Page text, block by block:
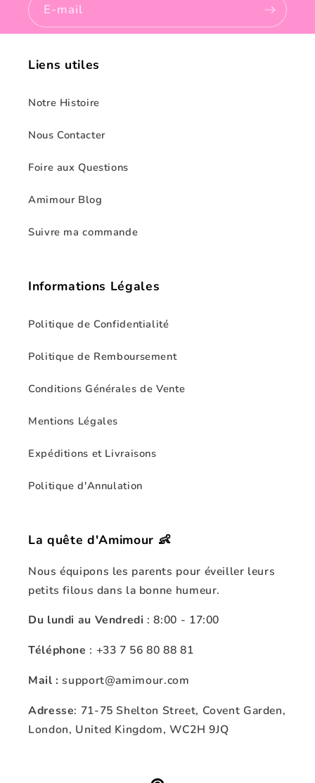
E-mail
Liens utiles
Notre Histoire
Nous Contacter
Foire aux Questions
Amimour Blog
Suivre ma commande
Informations Légales
Politique de Confidentialité
Politique de Remboursement
Conditions Générales de Vente
Mentions Légales
Expéditions et Livraisons
Politique d'Annulation
La quête d'Amimour 👶
Nous équipons les parents pour éveiller leurs
petits filous dans la bonne humeur.
Du lundi au Vendredi : 8:00 - 17:00
Téléphone : +33 7 56 80 88 81
Mail :support@amimour.com
Adresse: 71-75 Shelton Street, Covent Garden,
London, United Kingdom, WC2H 9JQ